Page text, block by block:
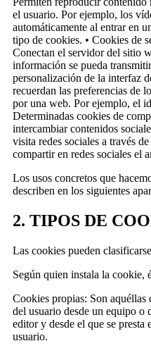
el usuario. Por ejemplo, los
automáticamente al entrar en
tipo de cookies. • Cookies de
Conectan el servidor del sitio
información se pueda
personalización de la interfaz
recuerdan las preferencias de
por una web. Por ejemplo, el
Determinadas cookies de
intercambiar contenidos
visita redes sociales a través
compartir en redes sociales el
Los usos concretos que
describen en los siguientes
2. TIPOS DE
Las cookies pueden
Según quien instala la cookie,
Cookies propias: Son aquéllas
del usuario desde un equipo
editor y desde el que se
usuario.